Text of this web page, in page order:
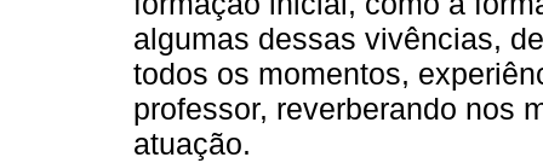
algumas dessas vivências,
todos os momentos,
professor, reverberando nos
atuação.